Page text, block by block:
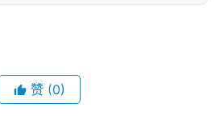
赞 (0)